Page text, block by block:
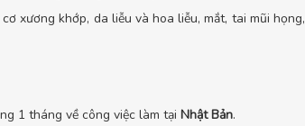
xương khớp, da liễu và hoa liễu, mắt, tai mũi họng,
1 tháng về công việc làm tại Nhật Bản.